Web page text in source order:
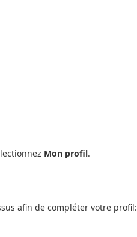
Mon profil.
afin de compléter votre profil: